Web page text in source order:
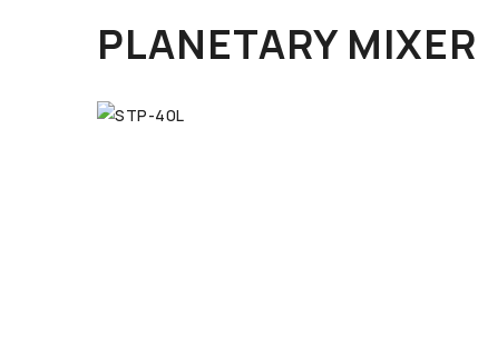
PLANETARY